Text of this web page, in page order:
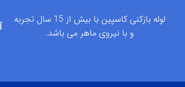
لوله بازکنی کاسپین با بیش از 15 سال تجربه
و با نیروی ماهر می باشد.